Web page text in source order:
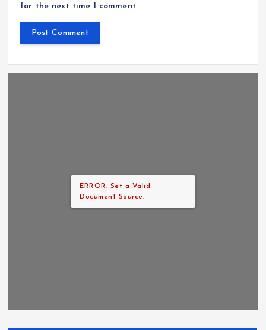
for the next time I comment.
ERROR: Set a Valid
Document Source.